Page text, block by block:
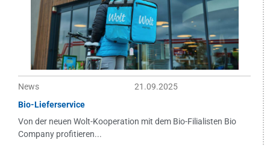
News
21.09.2025
Bio-Lieferservice
Von der neuen Wolt-Kooperation mit dem Bio-Filialisten Bio
Company profitieren...